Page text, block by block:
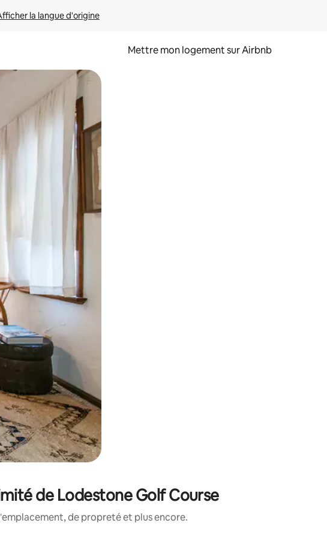
la langue d'origine
Mettre mon logement sur Airbnb
et en faisant glisser.
de Lodestone Golf Course
de propreté et plus encore.